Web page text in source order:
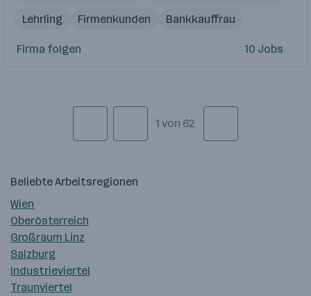
Lehrling
Firmenkunden Bankkauffrau
Firma folgen 10 Jobs
1 von 62
Beliebte Arbeitsregionen
Wien
Oberösterreich
Großraum Linz
Salzburg
Industrieviertel
Traunviertel